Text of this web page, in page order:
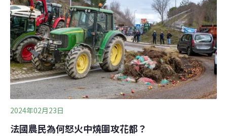
2024年02月23日
法國農民為何怒火中燒圍攻花都？